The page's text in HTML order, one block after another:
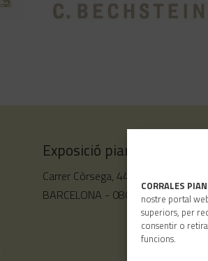
CORRALES
nostre portal
superiors, per
consentir o
funcions.
Exposició pianos de cua
Carrer Còrsega, 444
BARCELONA - 08025